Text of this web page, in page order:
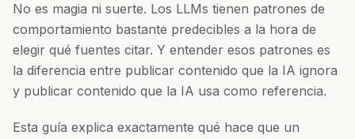
No es magia ni suerte. Los LLMs tienen patrones de
comportamiento bastante predecibles a la hora de
elegir qué fuentes citar. Y entender esos patrones es
la diferencia entre publicar contenido que la IA ignora
y publicar contenido que la IA usa como referencia.
Esta guía explica exactamente qué hace que un